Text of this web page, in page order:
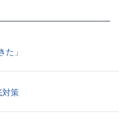
」
対策